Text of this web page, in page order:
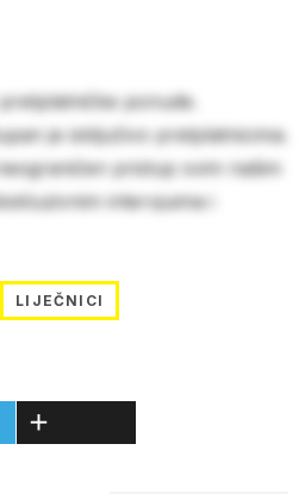
ponude.
je isključivo pretplatnicima.
pristup svim našim
intervjuima i
LIJEČNICI